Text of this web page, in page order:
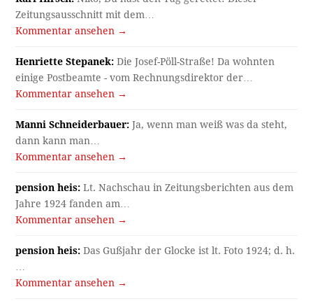
Zeitungsausschnitt mit dem…
Kommentar ansehen →
Henriette Stepanek: Die Josef-Pöll-Straße! Da wohnten
einige Postbeamte - vom Rechnungsdirektor der…
Kommentar ansehen →
Manni Schneiderbauer: Ja, wenn man weiß was da steht,
dann kann man…
Kommentar ansehen →
pension heis: Lt. Nachschau in Zeitungsberichten aus dem
Jahre 1924 fanden am…
Kommentar ansehen →
pension heis: Das Gußjahr der Glocke ist lt. Foto 1924; d. h.
…
Kommentar ansehen →